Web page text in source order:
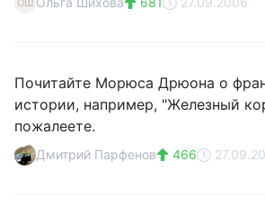
ОШ
Почитайте Морюса Дрюона о
истории, например, "Железный
пожалеете.
Дмитрий Парфенов 466